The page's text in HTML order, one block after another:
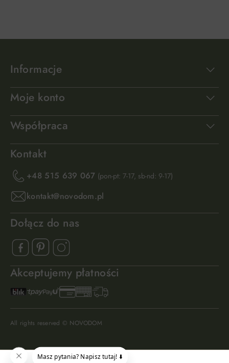
Informacje
Moje konto
Współpraca
Kontakt
+48 515 639 067 (pon-pt: 7-17, sb-nd: 9-17)
kontakt@novodom.pl
Dołącz do nas
Akceptujemy płatności
All rights reserved © NOVODOM